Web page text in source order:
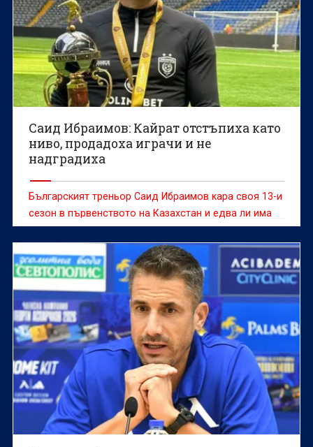
Саид Ибраимов: Кайрат отстъпиха като
ниво, продадоха играчи и не
надградиха
Българският треньор Саид Ибраимов кара своя 13-и
сезон в първенството на Казахстан и едва ли има
човек, който може да говори по-компетентно за
футбола, отборите и играчите от тази страна.